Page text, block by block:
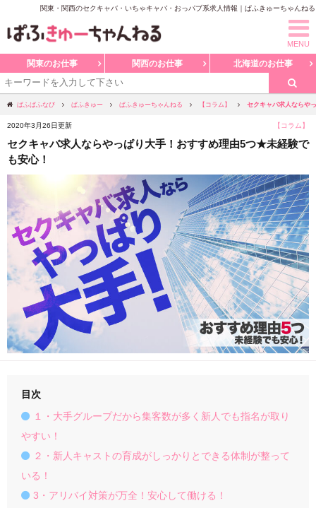
関東・関西のセクキャバ・いちゃキャバ・おっパブ系求人情報｜ぱふきゅーちゃんねる
MENU
関東のお仕事 関西のお仕事 北海道のお仕事
ぱふぱふなび ぱふきゅー ぱふきゅーちゃんねる 【コラム】 セクキャバ求人ならや
2020年3月26日更新 【コラム】
セクキャバ求人ならやっぱり大手！おすすめ理由5つ★未経験で
も安心！
目次
１・大手グループだから集客数が多く新人でも指名が取り
やすい！
２・新人キャストの育成がしっかりとできる体制が整って
いる！
3・アリバイ対策が万全！安心して働ける！